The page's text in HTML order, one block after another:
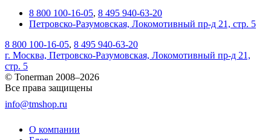
8 800 100-16-05, 8 495 940-63-20
Петровско-Разумовская, Локомотивный пр-д 21, стр. 5
8 800 100-16-05, 8 495 940-63-20
г. Москва, Петровско-Разумовская, Локомотивный пр-д 21,
стр. 5
© Tonerman 2008–2026
Все права защищены
info@tmshop.ru
О компании